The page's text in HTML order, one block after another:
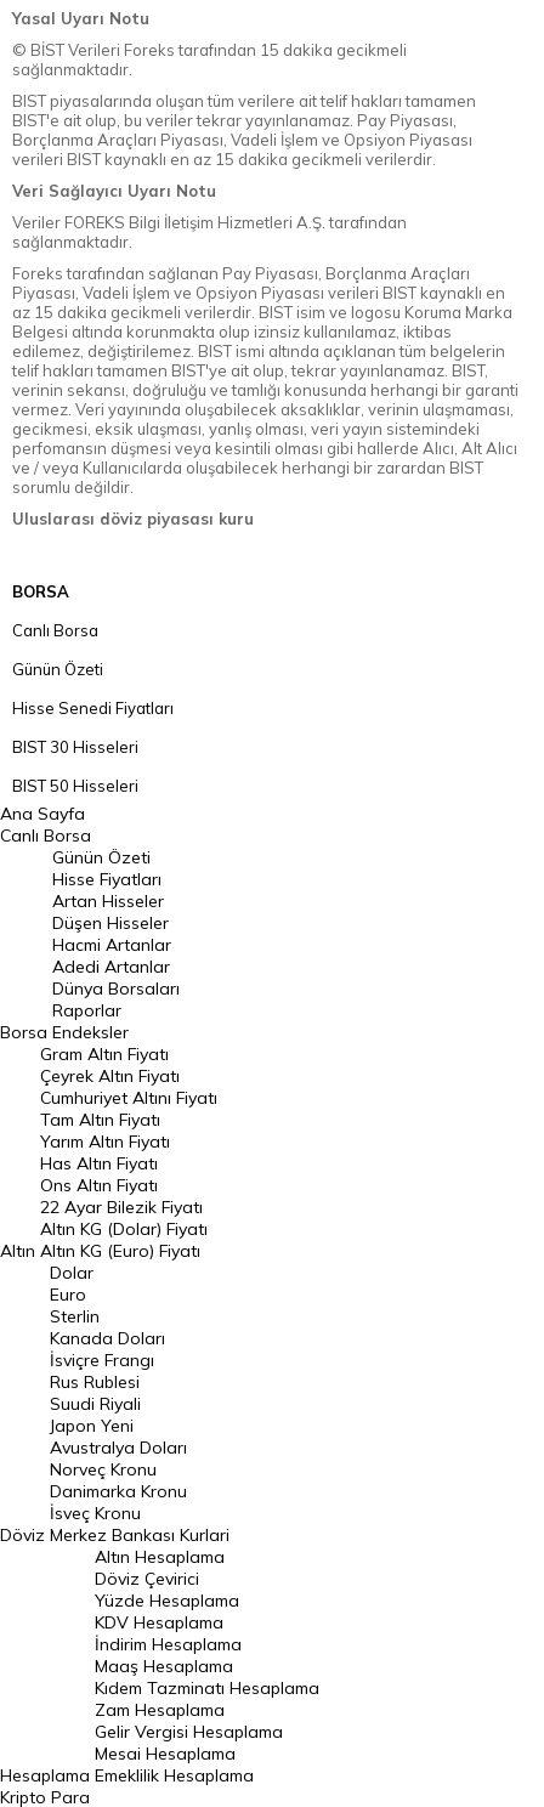
Yasal Uyarı Notu
© BİST Verileri Foreks tarafından 15 dakika gecikmeli
sağlanmaktadır.
BIST piyasalarında oluşan tüm verilere ait telif hakları tamamen
BIST'e ait olup, bu veriler tekrar yayınlanamaz. Pay Piyasası,
Borçlanma Araçları Piyasası, Vadeli İşlem ve Opsiyon Piyasası
verileri BIST kaynaklı en az 15 dakika gecikmeli verilerdir.
Veri Sağlayıcı Uyarı Notu
Veriler FOREKS Bilgi İletişim Hizmetleri A.Ş. tarafından
sağlanmaktadır.
Foreks tarafından sağlanan Pay Piyasası, Borçlanma Araçları
Piyasası, Vadeli İşlem ve Opsiyon Piyasası verileri BIST kaynaklı en
az 15 dakika gecikmeli verilerdir. BIST isim ve logosu Koruma Marka
Belgesi altında korunmakta olup izinsiz kullanılamaz, iktibas
edilemez, değiştirilemez. BIST ismi altında açıklanan tüm belgelerin
telif hakları tamamen BIST'ye ait olup, tekrar yayınlanamaz. BIST,
verinin sekansı, doğruluğu ve tamlığı konusunda herhangi bir garanti
vermez. Veri yayınında oluşabilecek aksaklıklar, verinin ulaşmaması,
gecikmesi, eksik ulaşması, yanlış olması, veri yayın sistemindeki
perfomansın düşmesi veya kesintili olması gibi hallerde Alıcı, Alt Alıcı
ve / veya Kullanıcılarda oluşabilecek herhangi bir zarardan BIST
sorumlu değildir.
Uluslarası döviz piyasası kuru
BORSA
Canlı Borsa
Günün Özeti
Hisse Senedi Fiyatları
BIST 30 Hisseleri
BIST 50 Hisseleri
BIST 100 Hisseleri
En Çok Artan Hisseler
En Çok Düşen Hisseler
Hacmi Artanlar
Geçmiş Kapanışlar
Dünya Borsaları
Raporlar
Endeksler
DÖVİZ
Döviz Kuru
Dolar Kuru
Euro Kuru
Pound Kuru
Frank Kuru
Riyal Kuru
Avustralya Doları
Danimarka Kronu Kuru
Kanada Doları Kuru
Norveç Kronu Kuru
İsveç Kronu Kuru
Japon Yeni Kuru
Serbest Piyasa Döviz Kurları
Merkez Bankası Döviz Kurları
Altın Fiyatları
Ana Sayfa
Canlı Borsa
Borsa
Günün Özeti
Hisse Fiyatları
Artan Hisseler
Düşen Hisseler
Hacmi Artanlar
Adedi Artanlar
Dünya Borsaları
Raporlar
Endeksler
Altın
Gram Altın Fiyatı
Çeyrek Altın Fiyatı
Cumhuriyet Altını Fiyatı
Tam Altın Fiyatı
Yarım Altın Fiyatı
Has Altın Fiyatı
Ons Altın Fiyatı
22 Ayar Bilezik Fiyatı
Altın KG (Dolar) Fiyatı
Altın KG (Euro) Fiyatı
Döviz
Dolar
Euro
Sterlin
Kanada Doları
İsviçre Frangı
Rus Rublesi
Suudi Riyali
Japon Yeni
Avustralya Doları
Norveç Kronu
Danimarka Kronu
İsveç Kronu
Merkez Bankası Kurlari
Hesaplama
Altın Hesaplama
Döviz Çevirici
Yüzde Hesaplama
KDV Hesaplama
İndirim Hesaplama
Maaş Hesaplama
Kıdem Tazminatı Hesaplama
Zam Hesaplama
Gelir Vergisi Hesaplama
Mesai Hesaplama
Emeklilik Hesaplama
Kripto Para